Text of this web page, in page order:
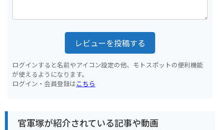
レビューを投稿する
ログインすると名前やアイコン設定の他、モトスポットの便利機能
が使えるようになります。
ログイン・会員登録はこちら
官軍塚が紹介されている記事や動画